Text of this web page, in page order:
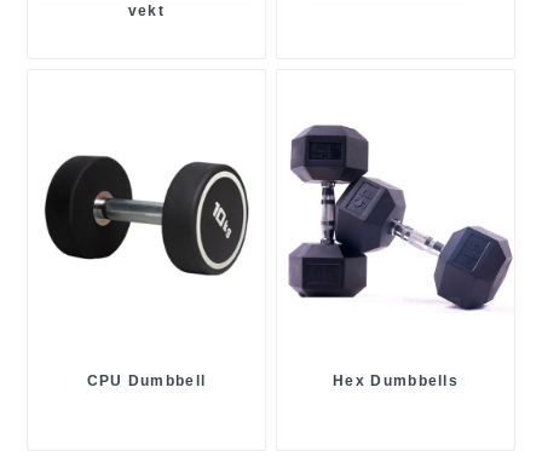
vekt
CPU Dumbbell Hex Dumbbells